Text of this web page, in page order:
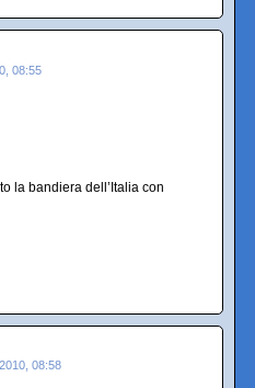
08:55
la bandiera dell’Italia con
08:58